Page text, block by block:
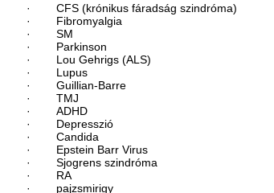
· CFS (krónikus fáradság szindróma)
· Fibromyalgia
· SM
· Parkinson
· Lou Gehrigs (ALS)
· Lupus
· Guillian-Barre
· TMJ
· ADHD
· Depresszió
· Candida
· Epstein Barr Virus
· Sjogrens szindróma
· RA
· pajzsmirigy